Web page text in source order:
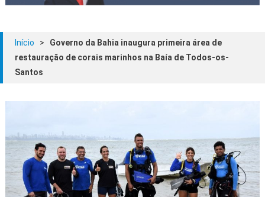
Início >
Governo da Bahia inaugura primeira área de
restauração de corais marinhos na Baía de Todos-os-
Santos